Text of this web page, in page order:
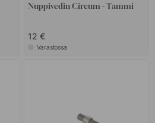
Nuppivedin Circum - Tammi
12 €
Varastossa